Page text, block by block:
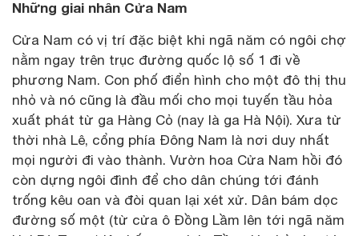
Những giai nhân Cửa Nam
Cửa Nam có vị trí đặc biệt khi ngã năm có ngôi chợ
nằm ngay trên trục đường quốc lộ số 1 đi về
phương Nam. Con phố điển hình cho một đô thị thu
nhỏ và nó cũng là đầu mối cho mọi tuyến tầu hỏa
xuất phát từ ga Hàng Cỏ (nay là ga Hà Nội). Xưa từ
thời nhà Lê, cổng phía Đông Nam là nơi duy nhất
mọi người đi vào thành. Vườn hoa Cửa Nam hồi đó
còn dựng ngôi đình để cho dân chúng tới đánh
trống kêu oan và đòi quan lại xét xử. Dân bám dọc
đường số một (từ cửa ô Đồng Lầm lên tới ngã năm